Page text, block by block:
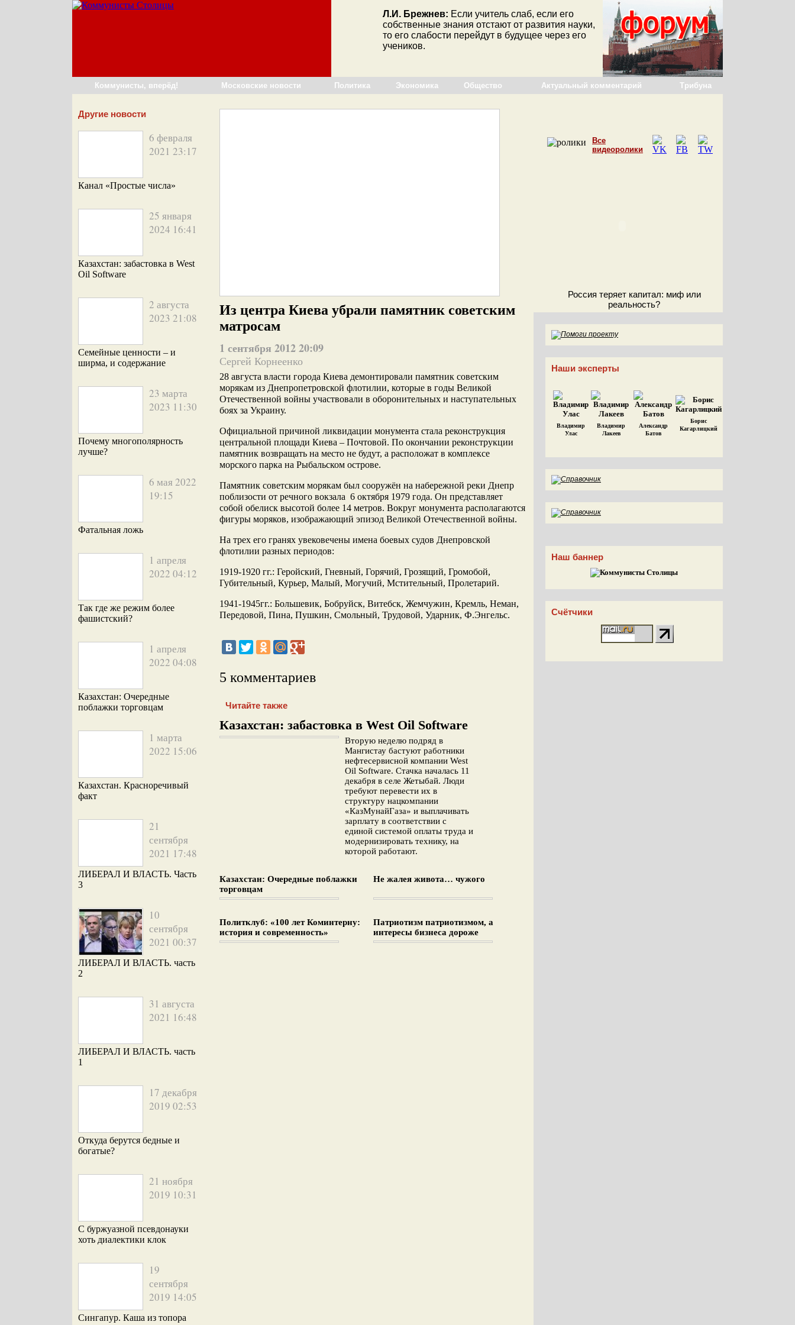
Л.И. Брежнев: Если учитель слаб, если его
собственные знания отстают от развития науки,
то его слабости перейдут в будущее через его
учеников.
Коммунисты, вперёд! Московские новости Политика Экономика Общество Актуальный комментарий Трибуна
Другие новости
6 февраля
2021 23:17
Канал «Простые числа»
25 января
2024 16:41
Казахстан: забастовка в West
Oil Software
2 августа
2023 21:08
Семейные ценности – и
ширма, и содержание
23 марта
2023 11:30
Почему многополярность
лучше?
6 мая 2022
19:15
Фатальная ложь
1 апреля
2022 04:12
Так где же режим более
фашистский?
1 апреля
2022 04:08
Казахстан: Очередные
поблажки торговцам
1 марта
2022 15:06
Казахстан. Красноречивый
факт
21
сентября
2021 17:48
ЛИБЕРАЛ И ВЛАСТЬ. Часть
3
10
сентября
2021 00:37
ЛИБЕРАЛ И ВЛАСТЬ. часть
2
31 августа
2021 16:48
ЛИБЕРАЛ И ВЛАСТЬ. часть
1
17 декабря
2019 02:53
Откуда берутся бедные и
богатые?
21 ноября
2019 10:31
С буржуазной псевдонауки
хоть диалектики клок
19
сентября
2019 14:05
Сингапур. Каша из топора
Из центра Киева убрали памятник советским
матросам
1 сентября 2012 20:09
Сергей Корнеенко
28 августа власти города Киева демонтировали памятник советским
морякам из Днепропетровской флотилии, которые в годы Великой
Отечественной войны участвовали в оборонительных и наступательных
боях за Украину.
Официальной причиной ликвидации монумента стала реконструкция
центральной площади Киева – Почтовой. По окончании реконструкции
памятник возвращать на место не будут, а расположат в комплексе
морского парка на Рыбальском острове.
Памятник советским морякам был сооружён на набережной реки Днепр
поблизости от речного вокзала 6 октября 1979 года. Он представляет
собой обелиск высотой более 14 метров. Вокруг монумента располагаются
фигуры моряков, изображающий эпизод Великой Отечественной войны.
На трех его гранях увековечены имена боевых судов Днепровской
флотилии разных периодов:
1919-1920 гг.: Геройский, Гневный, Горячий, Грозящий, Громобой,
Губительный, Курьер, Малый, Могучий, Мстительный, Пролетарий.
1941-1945гг.: Большевик, Бобруйск, Витебск, Жемчужин, Кремль, Неман,
Передовой, Пина, Пушкин, Смольный, Трудовой, Ударник, Ф.Энгельс.
5 комментариев
Читайте также
Казахстан: забастовка в West Oil Software
Вторую неделю подряд в
Мангистау бастуют работники
нефтесервисной компании West
Oil Software. Стачка началась 11
декабря в селе Жетыбай. Люди
требуют перевести их в
структуру нацкомпании
«КазМунайГаза» и выплачивать
зарплату в соответствии с
единой системой оплаты труда и
модернизировать технику, на
которой работают.
Казахстан: Очередные поблажки
торговцам
Не жалея живота… чужого
Политклуб: «100 лет Коминтерну:
история и современность»
Патриотизм патриотизмом, а
интересы бизнеса дороже
Все
видеоролики
Россия теряет капитал: миф или
реальность?
Наши эксперты
Владимир
Улас
Владимир
Лакеев
Александр
Батов
Борис
Кагарлицкий
Наш баннер
Счётчики